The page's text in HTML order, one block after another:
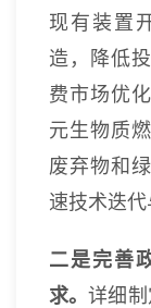
现有装置
造，降低
费市场优
元生物质
废弃物和
速技术迭代
二是完善
求。详细制